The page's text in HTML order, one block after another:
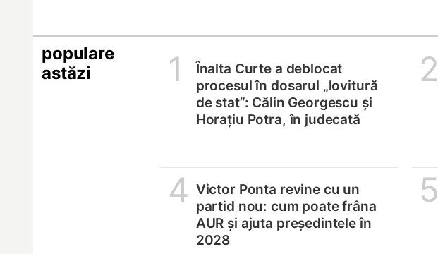
populare
astăzi
1
Înalta Curte a deblocat
procesul în dosarul „lovitură
de stat”: Călin Georgescu și
Horațiu Potra, în judecată
2
4 Victor Ponta revine cu un
partid nou: cum poate frâna
AUR și ajuta președintele în
2028
5